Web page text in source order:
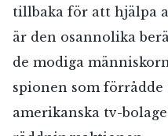
tillbaka för att hjälpa
är den osannolika
de modiga
spionen som förrådde
amerikanska tv-